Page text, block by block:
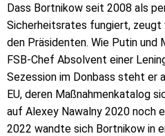
Dass Bortnikow seit 2008 als
Sicherheitsrates fungiert, zeugt
den Präsidenten. Wie Putin und
FSB-Chef Absolvent einer
Sezession im Donbass steht er
EU, deren Maßnahmenkatalog
auf Alexey Nawalny 2020 noch
2022 wandte sich Bortnikow in